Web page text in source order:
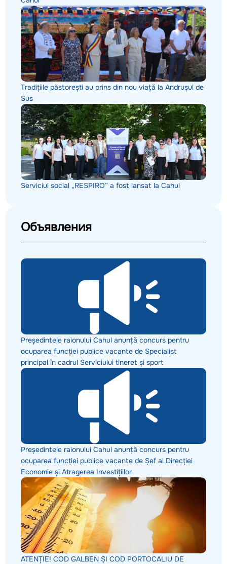
Tradițiile păstorești au prins din nou viață la Andrușul de
Sus
Serviciul social „RESPIRO” a fost lansat la Cahul
Объявления
Președintele raionului Cahul anunță concurs pentru
ocuparea funcției publice vacante de Specialist
principal în cadrul Serviciului tineret și sport
Președintele raionului Cahul anunță concurs pentru
ocuparea funcției publice vacante de Șef al Direcției
Economie și Atragerea Investițiilor
ATENȚIE! COD GALBEN ȘI COD PORTOCALIU DE